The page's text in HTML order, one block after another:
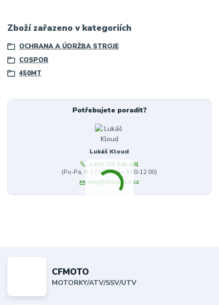
Zboží zařazeno v kategoriích
OCHRANA A ÚDRŽBA STROJE
COSPOR
450MT
Potřebujete poradit?
Lukáš Kloud
+420 725 545 401
(Po-Pá, 9-17 hod. - So 8:00-12:00)
info@dcxmoto.cz
CFMOTO
MOTORKY/ATV/SSV/UTV